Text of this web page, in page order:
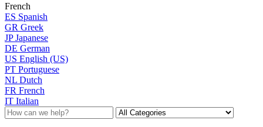
French
ES Spanish
GR Greek
JP Japanese
DE German
US English (US)
PT Portuguese
NL Dutch
FR French
IT Italian